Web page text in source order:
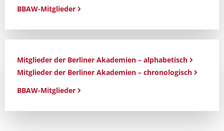
BBAW-Mitglieder
Mitglieder der Berliner Akademien – alphabetisch
Mitglieder der Berliner Akademien – chronologisch
BBAW-Mitglieder